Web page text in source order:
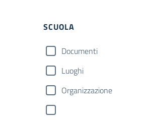
SCUOLA
Documenti
Luoghi
Organizzazione